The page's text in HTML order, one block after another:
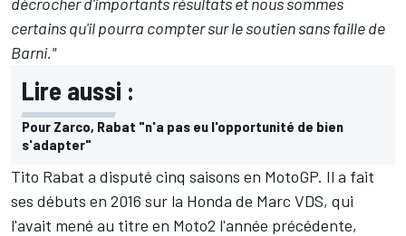
certains qu'il pourra compter sur le soutien sans faille de
Barni."
Lire aussi :
Pour Zarco, Rabat "n'a pas eu l'opportunité de bien
s'adapter"
Tito Rabat a disputé cinq saisons en MotoGP. Il a fait
ses débuts en 2016 sur la Honda de Marc VDS, qui
l'avait mené au titre en Moto2 l'année précédente,